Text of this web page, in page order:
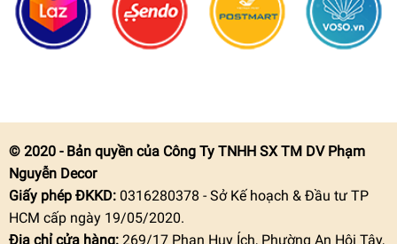
© 2020 - Bản quyền của Công Ty TNHH SX TM DV Phạm
Nguyễn Decor
Giấy phép ĐKKD:0316280378 - Sở Kế hoạch & Đầu tư TP
HCM cấp ngày 19/05/2020.
Địa chỉ cửa hàng: 269/17 Phan Huy Ích, Phường An Hội Tây,